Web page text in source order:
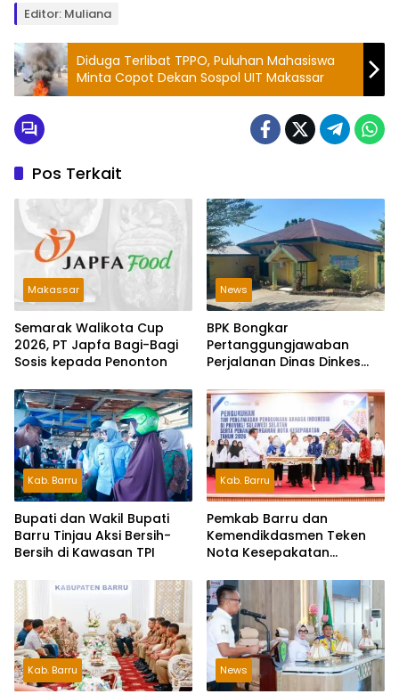
Editor: Muliana
Diduga Terlibat TPPO, Puluhan Mahasiswa
Minta Copot Dekan Sospol UIT Makassar
Pos Terkait
Makassar
Semarak Walikota Cup
2026, PT Japfa Bagi-Bagi
Sosis kepada Penonton
News
BPK Bongkar
Pertanggungjawaban
Perjalanan Dinas Dinkes
Tanpa Bukti Pengeluaran
Riil
Kab. Barru
Bupati dan Wakil Bupati
Barru Tinjau Aksi Bersih-
Bersih di Kawasan TPI
Kab. Barru
Pemkab Barru dan
Kemendikdasmen Teken
Nota Kesepakatan
Indonesia dan Bahasa
Daerah
Kab. Barru News